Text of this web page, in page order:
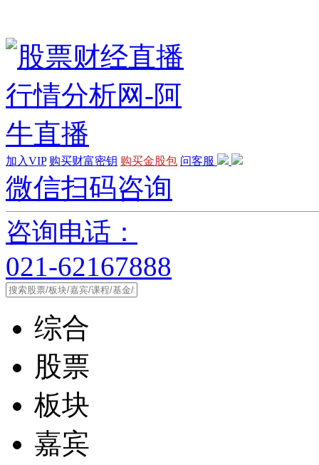
加入VIP 购买财富密钥 购买金股包 问客服
微信扫码咨询
咨询电话：
021-62167888
综合
股票
板块
嘉宾